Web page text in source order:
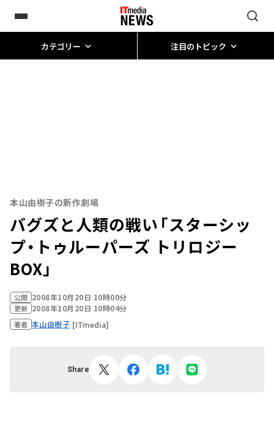
カテゴリー 注目のトピック
本山由樹子の新作劇場
バグズと人類の戦い――「スターシッ
プ・トゥルーパーズ トリロジー
BOX」
公開 2008年10月20日 10時00分
更新 2008年10月20日 10時04分
著者 本山由樹子 [ITmedia]
Share